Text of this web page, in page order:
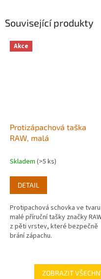
Související produkty
Akce
Protizápachová taška
RAW, malá
Skladem (>5 ks)
DETAIL
Protipachová schovka ve tvaru
malé příruční tašky značky
z pěti vrstev, které bezpečně
brání zápachu.
ZOBRAZIT